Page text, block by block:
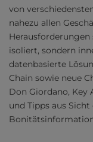
von
nahezu allen
isoliert, sondern
datenbasierte
Chain sowie neue
Don Giordano, Key
und Tipps aus